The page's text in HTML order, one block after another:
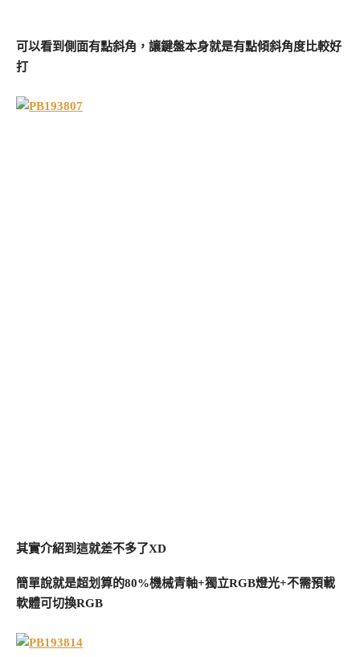
可以看到側面有點斜角，讓鍵盤本身就是有點傾斜角度比較好
打
其實介紹到這就差不多了XD
簡單說就是超划算的80%機械青軸+獨立RGB燈光+不需預載
軟體可切換RGB